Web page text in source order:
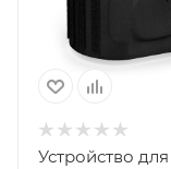
Устройство для